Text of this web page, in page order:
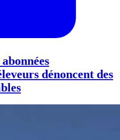
dénoncent des